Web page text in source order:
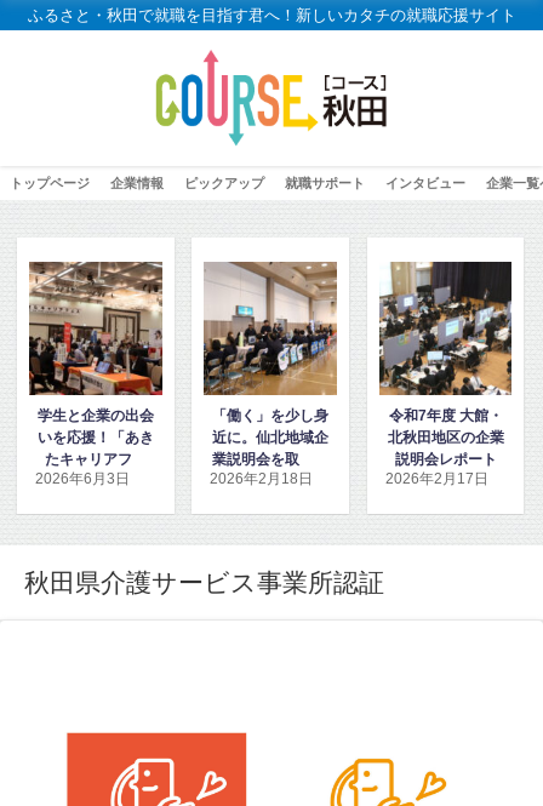
ふるさと・秋田で就職を目指す君へ！新しいカタチの就職応援サイト
トップページ 企業情報 ピックアップ 就職サポート インタビュー 企業一覧
の出会
「あき
しまし
「働く」を少し身
近に。仙北地域企
業説明会を取材し
2026年2月18日
令和7年度 大館・
北秋田地区の企業
説明会レポート
2026年2月17日
「令和7年
生就職活動
トセミナー
着取材しま
2026年1月
秋田県介護サービス事業所認証